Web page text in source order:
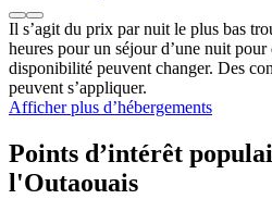
Il s’agit du prix par nuit le plus bas
heures pour un séjour d’une nuit
disponibilité peuvent changer. Des
peuvent s’appliquer.
Afficher plus d’hébergements
Points d’intérêt
l'Outaouais